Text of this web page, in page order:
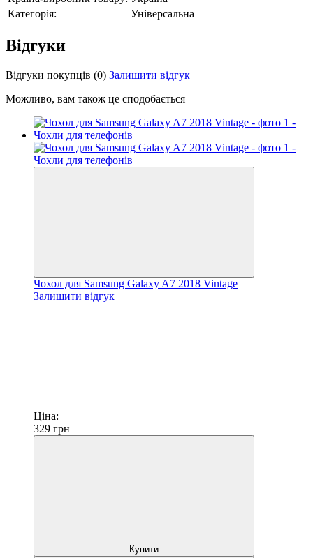
Категорія:
Універсальна
Відгуки
Відгуки покупців (0) Залишити відгук
Можливо, вам також це сподобається
Чохол для Samsung Galaxy A7 2018 Vintage
Залишити відгук
Ціна:
329 грн
Купити